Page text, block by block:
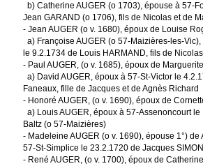
b) Catherine AUGER (o 1703), épouse à 57-
Jean GARAND (o 1706), fils de Nicolas et de
- Jean AUGER (o v. 1680), époux de Louise
a) Françoise AUGER (o 57-Maizières-les-
le 9.2.1734 de Louis HARMAND, fils de
- Paul AUGER, (o v. 1685), époux de
a) David AUGER, époux à 57-St-Victor le
Faneaux, fille de Jacques et de Agnès Richard
- Honoré AUGER, (o v. 1690), époux de
a) Louis AUGER, époux à 57-Assenoncourt
Baltz (o 57-Maizières)
- Madeleine AUGER (o v. 1690), épouse 1°) de
57-St-Simplice le 23.2.1720 de Jacques
- René AUGER, (o v. 1700), époux de